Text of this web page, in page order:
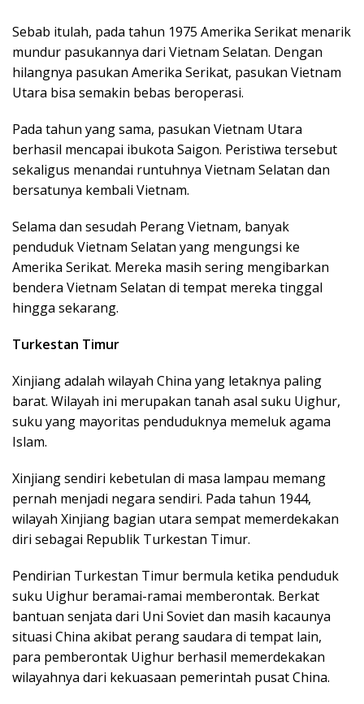
Sebab itulah, pada tahun 1975 Amerika Serikat menarik
mundur pasukannya dari Vietnam Selatan. Dengan
hilangnya pasukan Amerika Serikat, pasukan Vietnam
Utara bisa semakin bebas beroperasi.
Pada tahun yang sama, pasukan Vietnam Utara
berhasil mencapai ibukota Saigon. Peristiwa tersebut
sekaligus menandai runtuhnya Vietnam Selatan dan
bersatunya kembali Vietnam.
Selama dan sesudah Perang Vietnam, banyak
penduduk Vietnam Selatan yang mengungsi ke
Amerika Serikat. Mereka masih sering mengibarkan
bendera Vietnam Selatan di tempat mereka tinggal
hingga sekarang.
Turkestan Timur
Xinjiang adalah wilayah China yang letaknya paling
barat. Wilayah ini merupakan tanah asal suku Uighur,
suku yang mayoritas penduduknya memeluk agama
Islam.
Xinjiang sendiri kebetulan di masa lampau memang
pernah menjadi negara sendiri. Pada tahun 1944,
wilayah Xinjiang bagian utara sempat memerdekakan
diri sebagai Republik Turkestan Timur.
Pendirian Turkestan Timur bermula ketika penduduk
suku Uighur beramai-ramai memberontak. Berkat
bantuan senjata dari Uni Soviet dan masih kacaunya
situasi China akibat perang saudara di tempat lain,
para pemberontak Uighur berhasil memerdekakan
wilayahnya dari kekuasaan pemerintah pusat China.